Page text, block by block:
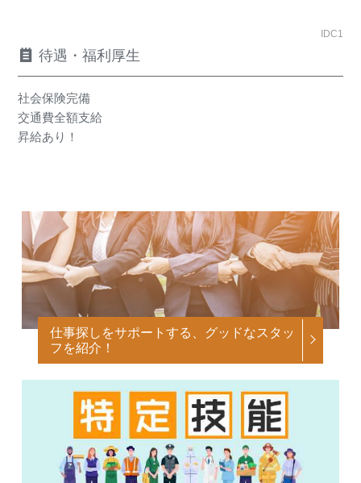
IDC1
待遇・福利厚生
社会保険完備
交通費全額支給
昇給あり！
仕事探しをサポートする、グッドなスタッ
フを紹介！